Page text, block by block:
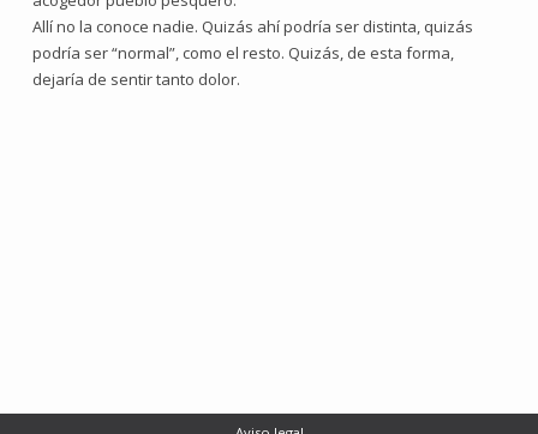
Allí no la conoce nadie. Quizás ahí podría ser distinta, quizás
podría ser “normal”, como el resto. Quizás, de esta forma,
dejaría de sentir tanto dolor.